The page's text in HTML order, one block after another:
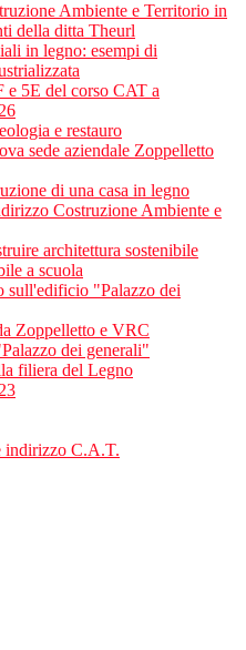
Ambiente e Territorio in
della ditta Theurl
in legno: esempi di
e 5E del corso CAT a
e restauro
sede aziendale Zoppelletto
di una casa in legno
Costruzione Ambiente e
architettura sostenibile
a scuola
sull'edificio "Palazzo dei
Zoppelletto e VRC
dei generali"
filiera del Legno
indirizzo C.A.T.